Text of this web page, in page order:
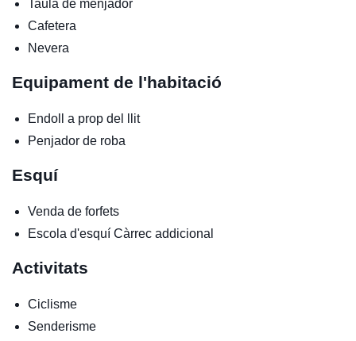
Taula de menjador
Cafetera
Nevera
Equipament de l'habitació
Endoll a prop del llit
Penjador de roba
Esquí
Venda de forfets
Escola d'esquí Càrrec addicional
Activitats
Ciclisme
Senderisme